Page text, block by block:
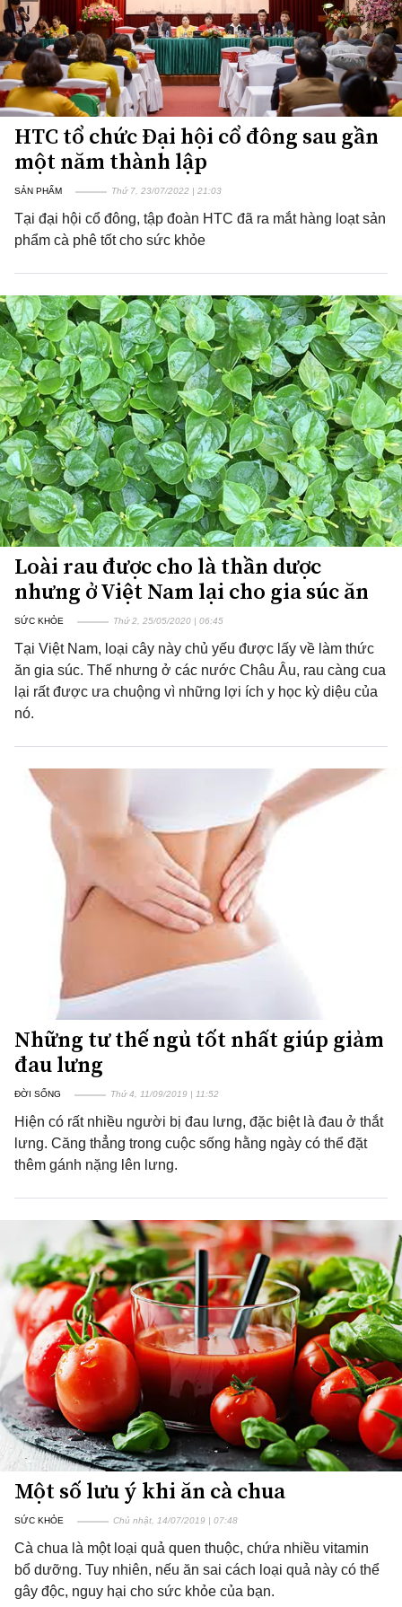
HTC tổ chức Đại hội cổ đông sau gần
một năm thành lập
SẢN PHẨM Thứ 7, 23/07/2022 | 21:03
Tại đại hội cổ đông, tập đoàn HTC đã ra mắt hàng loạt sản
phẩm cà phê tốt cho sức khỏe
Loài rau được cho là thần dược
nhưng ở Việt Nam lại cho gia súc ăn
SỨC KHỎE Thứ 2, 25/05/2020 | 06:45
Tại Việt Nam, loại cây này chủ yếu được lấy về làm thức
ăn gia súc. Thế nhưng ở các nước Châu Âu, rau càng cua
lại rất được ưa chuộng vì những lợi ích y học kỳ diệu của
nó.
Những tư thế ngủ tốt nhất giúp giảm
đau lưng
ĐỜI SỐNG Thứ 4, 11/09/2019 | 11:52
Hiện có rất nhiều người bị đau lưng, đặc biệt là đau ở thắt
lưng. Căng thẳng trong cuộc sống hằng ngày có thể đặt
thêm gánh nặng lên lưng.
Một số lưu ý khi ăn cà chua
SỨC KHỎE Chủ nhật, 14/07/2019 | 07:48
Cà chua là một loại quả quen thuộc, chứa nhiều vitamin
bổ dưỡng. Tuy nhiên, nếu ăn sai cách loại quả này có thể
gây độc, nguy hại cho sức khỏe của bạn.